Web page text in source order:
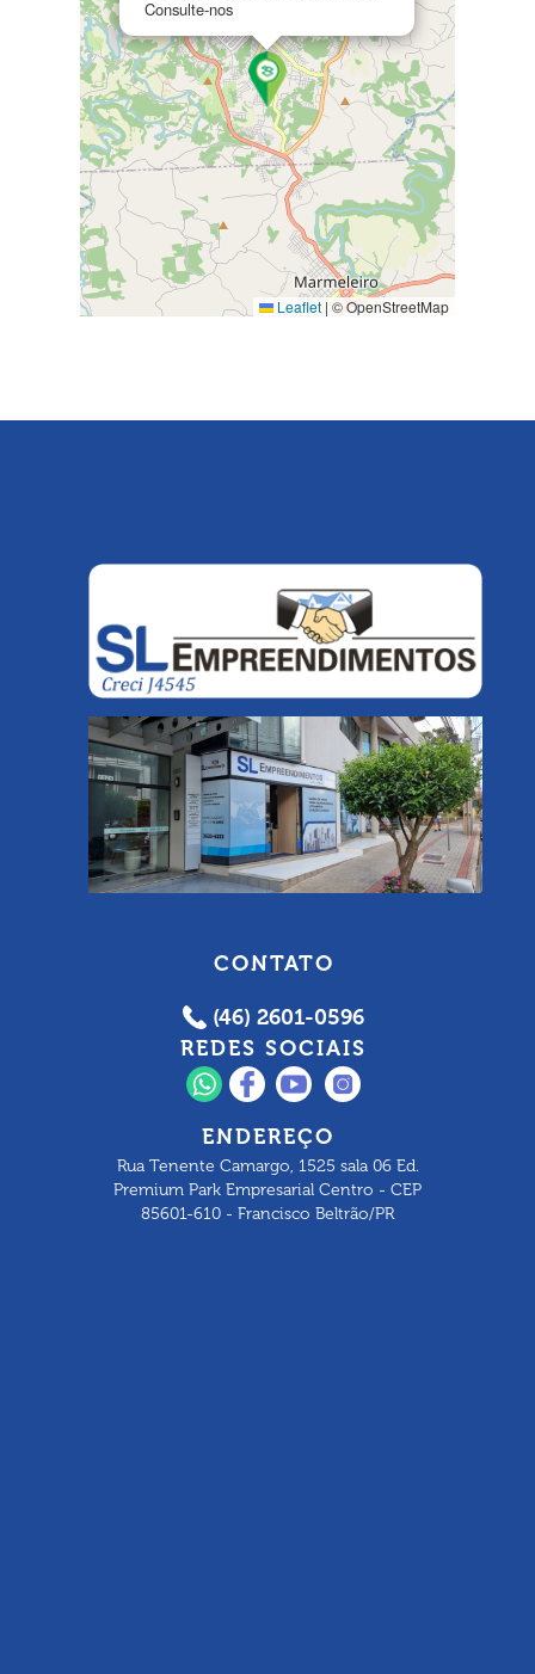
CONTATO
(46) 2601-0596
REDES SOCIAIS
ENDEREÇO
Rua Tenente Camargo, 1525 sala 06 Ed.
Premium Park Empresarial Centro - CEP
85601-610 - Francisco Beltrão/PR